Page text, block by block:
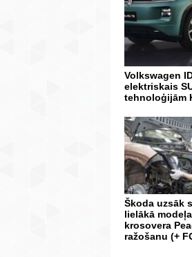
Volkswagen
elektriskais
tehnoloģijām
Škoda uzsāk
lielākā
krosovera
ražošanu (+